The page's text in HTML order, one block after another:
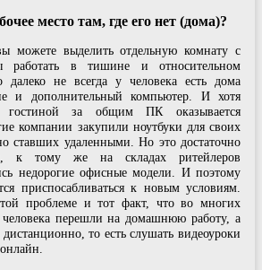
место там, где его нет (дома)?
можете выделить отдельную комнату с
работать в тишине и относительном
далеко не всегда у человека есть дома
и дополнительный компьютер. И хотя
за общим ПК оказывается
компании закупили ноутбуки для своих
ставших удаленными. Но это достаточно
к тому же на складах ритейлеров
недорогие офисные модели. И поэтому
приспосабливаться к новым условиям.
проблеме и тот факт, что во многих
человека перешли на домашнюю работу, а
то есть слушать видеоуроки